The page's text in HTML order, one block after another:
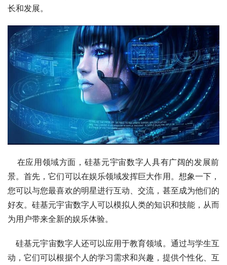
长和发展。
景。首先，它们可以在娱乐领域发挥巨大作用。想象一下，
您可以与您最喜欢的明星进行互动、交流，甚至成为他们的
好友。硅基元宇宙数字人可以模拟人类的知识和技能，从而
为用户带来全新的娱乐体验。
    硅基元宇宙数字人还可以应用于教育领域。通过与学生互
动，它们可以根据个人的学习需求和兴趣，提供个性化、互